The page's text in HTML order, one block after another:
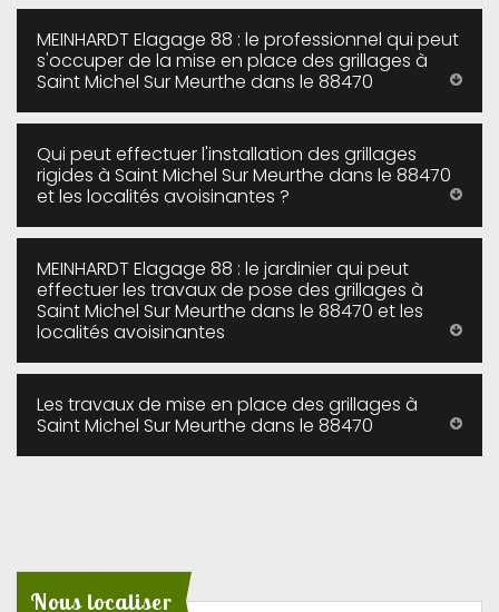
MEINHARDT Elagage 88 : le professionnel qui peut
s'occuper de la mise en place des grillages à
Saint Michel Sur Meurthe dans le 88470
Qui peut effectuer l'installation des grillages
rigides à Saint Michel Sur Meurthe dans le 88470
et les localités avoisinantes ?
MEINHARDT Elagage 88 : le jardinier qui peut
effectuer les travaux de pose des grillages à
Saint Michel Sur Meurthe dans le 88470 et les
localités avoisinantes
Les travaux de mise en place des grillages à
Saint Michel Sur Meurthe dans le 88470
Nous localiser